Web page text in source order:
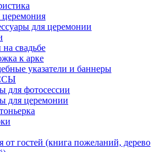
церемония
для церемонии
на свадьбе
к арке
указатели и баннеры
для фотосессии
для церемонии
от гостей (книга пожеланий, дерево